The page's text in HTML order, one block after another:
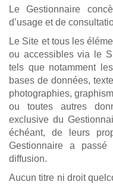
Le Gestionnaire
d’usage et de
Le Site et tous les
ou accessibles via le
tels que notamment
bases de données,
photographies,
ou toutes autres
exclusive du
échéant, de leurs
Gestionnaire a passé
diffusion.
Aucun titre ni droit